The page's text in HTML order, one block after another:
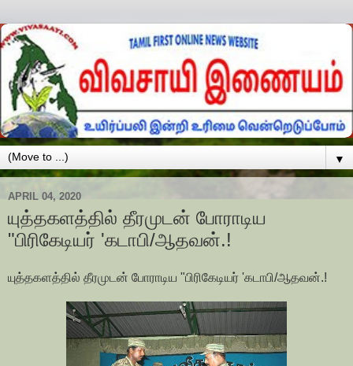
▼
APRIL 04, 2020
யுத்தகளத்தில் தீரமுடன் போராடிய
"பிரிகேடியர் 'கடாபி/ஆதவன்.!
யுத்தகளத்தில் தீரமுடன் போராடிய "பிரிகேடியர் 'கடாபி/ஆதவன்.!